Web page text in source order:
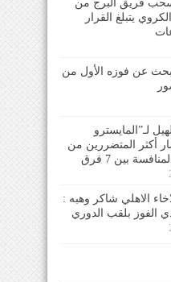
فريق البرج من
يتبلغ القرار
عن فوزه الأول من
لـ”المايسترو
أكثر المتضررين من
بين 7 فرق
الاهلي شاكر وهبه :
الفوز بلقب الدوري